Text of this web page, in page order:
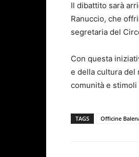
Il dibattito sarà
Ranuccio, che
segretaria del
Con questa
e della cultura del
comunità e
TAGS Officine